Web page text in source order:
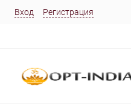
Вход Регистрация